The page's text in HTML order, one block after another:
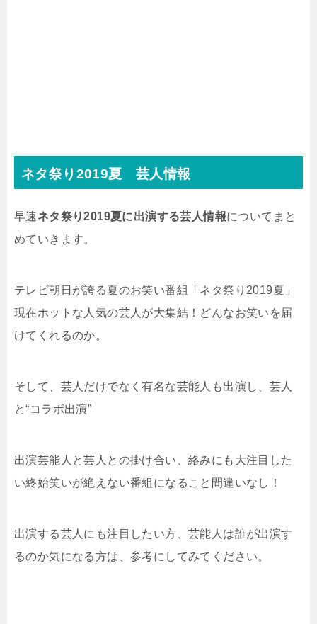
ネタ祭り2019夏 芸人情報
早速ネタ祭り2019夏に出演する芸人情報についてまと
めていきます。
テレビ朝日が誇る夏のお笑い番組「ネタ祭り2019夏」
現在ホットな人気の芸人が大集結！どんなお笑いを届
けてくれるのか。
そして、芸人だけでなく有名な芸能人も出演し、芸人
と“コラボ出演”
出演芸能人と芸人との掛け合い、絡みにも大注目した
い終始笑いが絶えない番組になること間違いなし！
出演する芸人にも注目したい方、芸能人は誰が出演す
るのか気になる方は、参考にしてみてください。